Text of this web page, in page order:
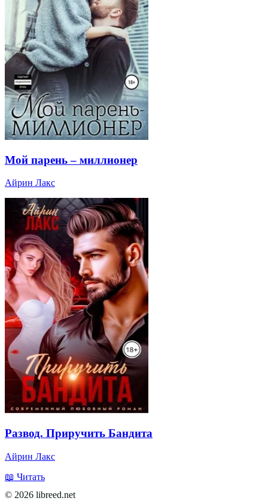
Мой парень – миллионер
Айрин Лакс
Развод. Приручить Бандита
Айрин Лакс
📖 Читать
© 2026 libreed.net